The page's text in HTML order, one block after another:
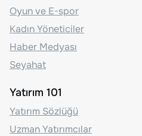
Oyun ve E-spor
Kadın Yöneticiler
Haber Medyası
Seyahat
Yatırım 101
Yatırım Sözlüğü
Uzman Yatırımcılar